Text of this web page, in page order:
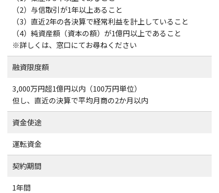
（2）与信取引が1年以上あること
（3）直近2年の各決算で経常利益を計上していること
（4）純資産額（資本の額）が1億円以上であること
※詳しくは、窓口にてお尋ねください
融資限度額
3,000万円超1億円以内（100万円単位）
但し、直近の決算で平均月商の2か月以内
資金使途
運転資金
契約期間
1年間